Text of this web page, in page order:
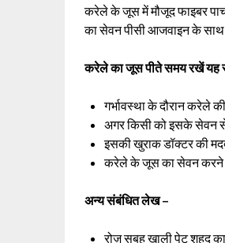
करेले के जूस में मौजूद फाइबर
का सेवन पीसी आजवाइन के
करेले का जूस पीते समय रखें यह
गर्भावस्था के दौरान करेले
अगर किसी को इसके सेवन से
इसकी खुराक डॉक्टर की
करेले के जूस का सेवन करने
अन्य संबंधित लेख –
रोज़ सुबह खाली पेट शहद